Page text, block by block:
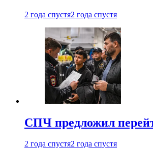
2 года спустя2 года спустя
СПЧ предложил
2 года спустя2 года спустя